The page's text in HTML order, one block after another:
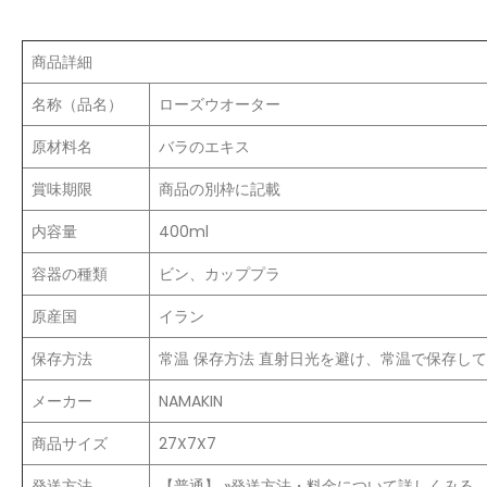
商品詳細
名称（品名）
ローズウオーター
原材料名
バラのエキス
賞味期限
商品の別枠に記載
内容量
400ml
容器の種類
ビン、カッププラ
原産国
イラン
保存方法
常温 保存方法 直射日光を避け、常温で保存して
メーカー
NAMAKIN
商品サイズ
27X7X7